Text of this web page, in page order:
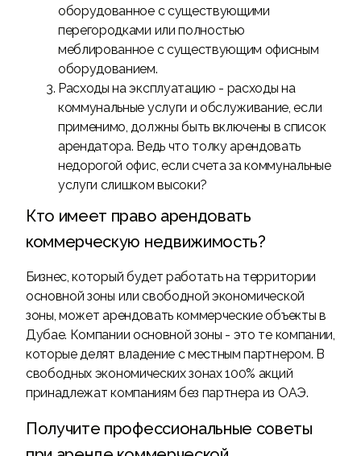
оборудованное с существующими
перегородками или полностью
меблированное с существующим офисным
оборудованием.
Расходы на эксплуатацию - расходы на
коммунальные услуги и обслуживание, если
применимо, должны быть включены в список
арендатора. Ведь что толку арендовать
недорогой офис, если счета за коммунальные
услуги слишком высоки?
Кто имеет право арендовать
коммерческую недвижимость?
Бизнес, который будет работать на территории
основной зоны или свободной экономической
зоны, может арендовать коммерческие объекты в
Дубае. Компании основной зоны - это те компании,
которые делят владение с местным партнером. В
свободных экономических зонах 100% акций
принадлежат компаниям без партнера из ОАЭ.
Получите профессиональные советы